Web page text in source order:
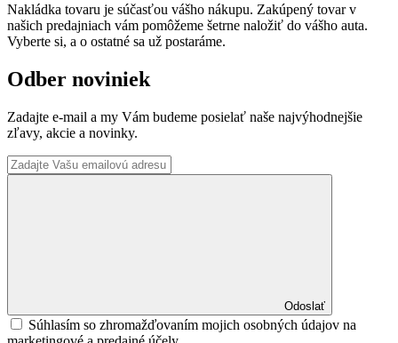
Nakládka tovaru je súčasťou vášho nákupu. Zakúpený tovar v
našich predajniach vám pomôžeme šetrne naložiť do vášho auta.
Vyberte si, a o ostatné sa už postaráme.
Odber noviniek
Zadajte e-mail a my Vám budeme posielať naše najvýhodnejšie
zľavy, akcie a novinky.
Odoslať
Súhlasím so zhromažďovaním mojich osobných údajov na